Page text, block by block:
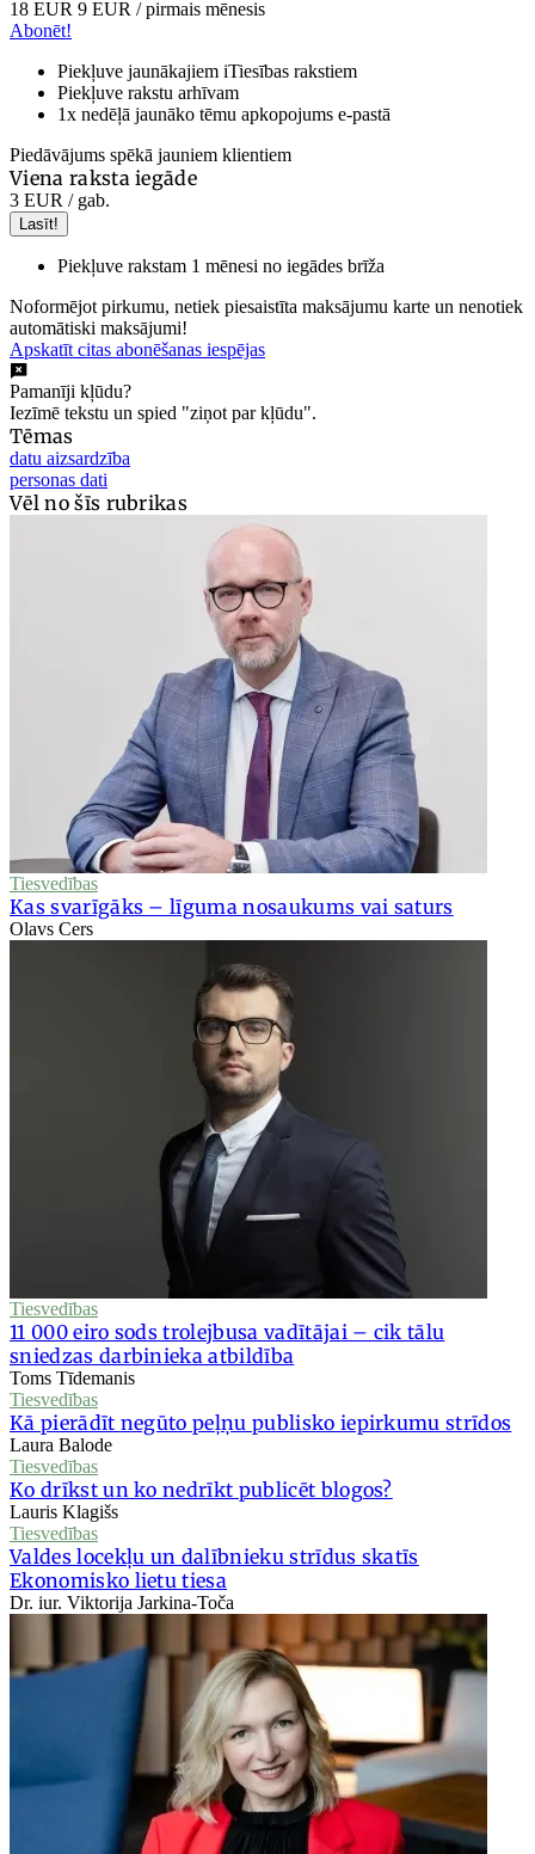
18 EUR 9 EUR / pirmais mēnesis
Abonēt!
Piekļuve jaunākajiem iTiesības rakstiem
Piekļuve rakstu arhīvam
1x nedēļā jaunāko tēmu apkopojums e-pastā
Piedāvājums spēkā jauniem klientiem
Viena raksta iegāde
3 EUR / gab.
Lasīt!
Piekļuve rakstam 1 mēnesi no iegādes brīža
Noformējot pirkumu, netiek piesaistīta maksājumu karte un nenotiek
automātiski maksājumi!
Apskatīt citas abonēšanas iespējas
Pamanīji kļūdu?
Iezīmē tekstu un spied "ziņot par kļūdu".
Tēmas
datu aizsardzība
personas dati
Vēl no šīs rubrikas
Tiesvedības
Kas svarīgāks – līguma nosaukums vai saturs
Olavs Cers
Tiesvedības
11 000 eiro sods trolejbusa vadītājai – cik tālu
sniedzas darbinieka atbildība
Toms Tīdemanis
Tiesvedības
Kā pierādīt negūto peļņu publisko iepirkumu strīdos
Laura Balode
Tiesvedības
Ko drīkst un ko nedrīkt publicēt blogos?
Lauris Klagišs
Tiesvedības
Valdes locekļu un dalībnieku strīdus skatīs
Ekonomisko lietu tiesa
Dr. iur. Viktorija Jarkina-Toča